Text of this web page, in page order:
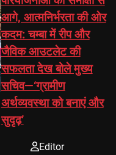
आगे, आत्मनिर्भरता की ओर
कदम: चम्बा में रीप और
जैविक आउटलेट की
सफलता देख बोले मुख्य
सचिव—‘ग्रामीण
अर्थव्यवस्था को बनाएं और
सुदृढ़’
Editor